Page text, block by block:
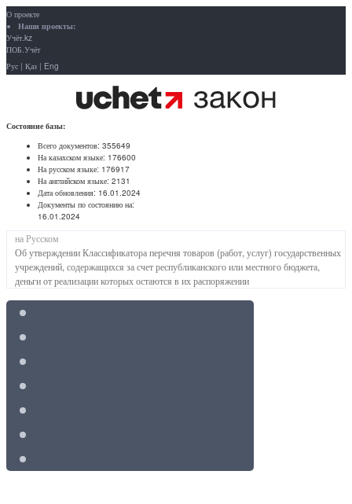
О проекте
Наши проекты:
Учёт.kz
ПОБ.Учёт
Рус | Қаз | Eng
Состояние базы:
Всего документов: 355649
На казахском языке: 176600
На русском языке: 176917
На английском языке: 2131
Дата обновления: 16.01.2024
Документы по состоянию на:
16.01.2024
на Русском
Об утверждении Классификатора перечня товаров (работ, услуг) государственных
учреждений, содержащихся за счет республиканского или местного бюджета,
деньги от реализации которых остаются в их распоряжении